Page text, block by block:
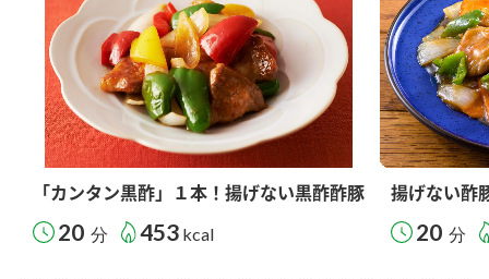
「カンタン黒酢」１本！揚げない黒酢酢豚
20 分 453 kcal
揚げない酢
20 分